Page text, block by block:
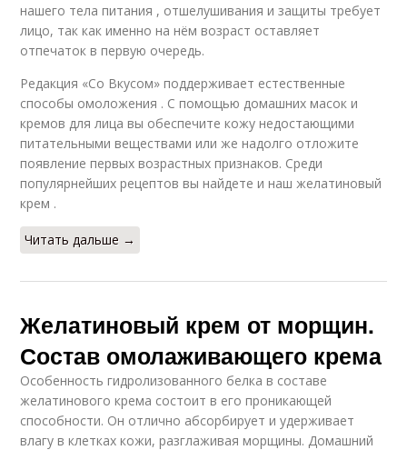
нашего тела питания , отшелушивания и защиты требует
лицо, так как именно на нём возраст оставляет
отпечаток в первую очередь.
Редакция «Со Вкусом» поддерживает естественные
способы омоложения . С помощью домашних масок и
кремов для лица вы обеспечите кожу недостающими
питательными веществами или же надолго отложите
появление первых возрастных признаков. Среди
популярнейших рецептов вы найдете и наш желатиновый
крем .
Читать дальше →
Желатиновый крем от морщин.
Состав омолаживающего крема
Особенность гидролизованного белка в составе
желатинового крема состоит в его проникающей
способности. Он отлично абсорбирует и удерживает
влагу в клетках кожи, разглаживая морщины. Домашний